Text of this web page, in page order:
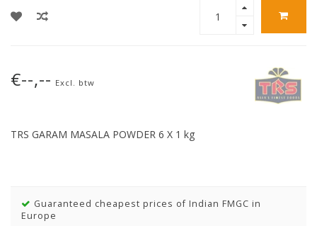
€--,-- Excl. btw
TRS GARAM MASALA POWDER 6 X 1 kg
Guaranteed cheapest prices of Indian FMGC in
Europe